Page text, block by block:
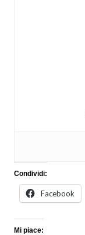
Condividi:
Facebook
Mi piace: